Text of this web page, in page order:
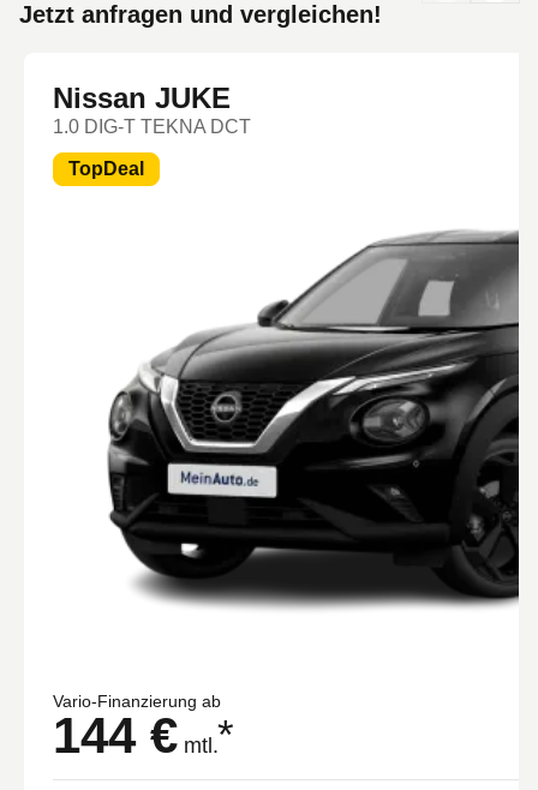
Jetzt anfragen und vergleichen!
Nissan JUKE
1.0 DIG-T TEKNA DCT
TopDeal
Vario-Finanzierung ab
144 € mtl.*